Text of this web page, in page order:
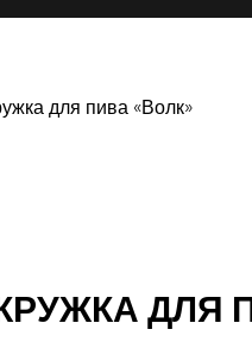
для пива «Волк»
ДЛЯ